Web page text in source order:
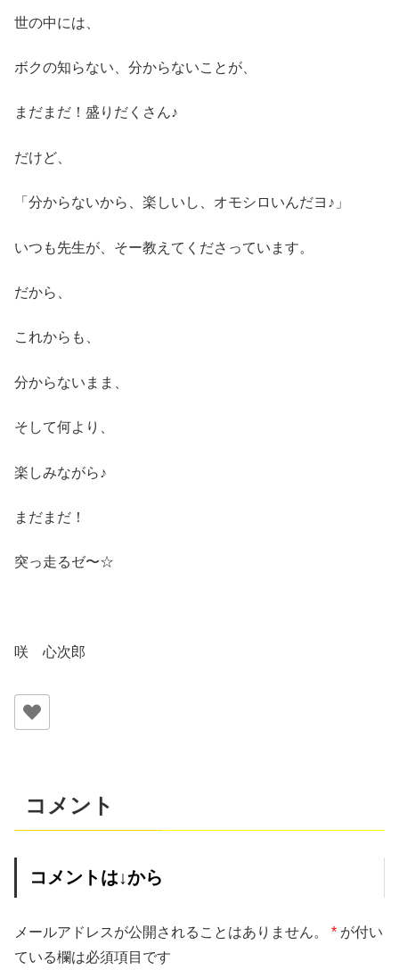
世の中には、
ボクの知らない、分からないことが、
まだまだ！盛りだくさん♪
だけど、
「分からないから、楽しいし、オモシロいんだヨ♪」
いつも先生が、そー教えてくださっています。
だから、
これからも、
分からないまま、
そして何より、
楽しみながら♪
まだまだ！
突っ走るゼ〜☆
咲 心次郎
コメント
コメントは↓から
メールアドレスが公開されることはありません。 * が付い
ている欄は必須項目です